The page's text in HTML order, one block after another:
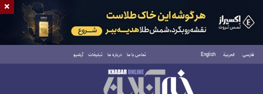
فارسی العربية English تماس با ما درباره ما تبلیغات آرشیو
جمعه ۱۶ مرداد ۱۴۰۵
×